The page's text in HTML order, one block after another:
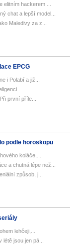
hackerem ...
chat a lepší model...
Maledivy za z...
EPCG
i Polabí a již...
první příle...
podle horoskopu
koláče,...
a chutná lépe než...
způsob, j...
lehčeji,...
jsou jen pá...